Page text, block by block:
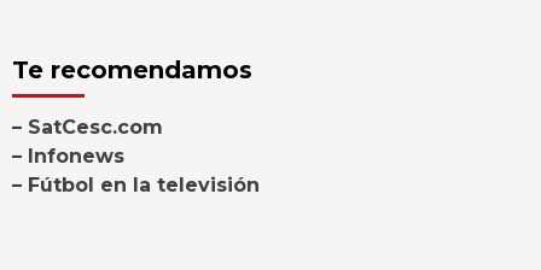
Te recomendamos
– SatCesc.com
– Infonews
– Fútbol en la televisión